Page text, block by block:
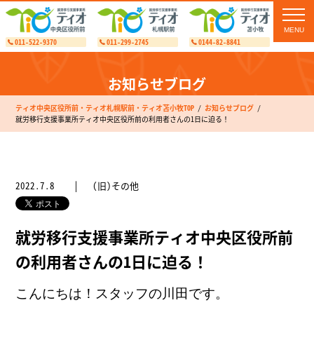
011-522-9370 011-299-2745 0144-82-8841
お知らせブログ
ティオ中央区役所前・ティオ札幌駅前・ティオ苫小牧TOP
お知らせブログ
就労移行支援事業所ティオ中央区役所前の利用者さんの1日に迫る！
2022.7.8 (旧)その他
就労移行支援事業所ティオ中央区役所前
の利用者さんの1日に迫る！
こんにちは！スタッフの川田です。